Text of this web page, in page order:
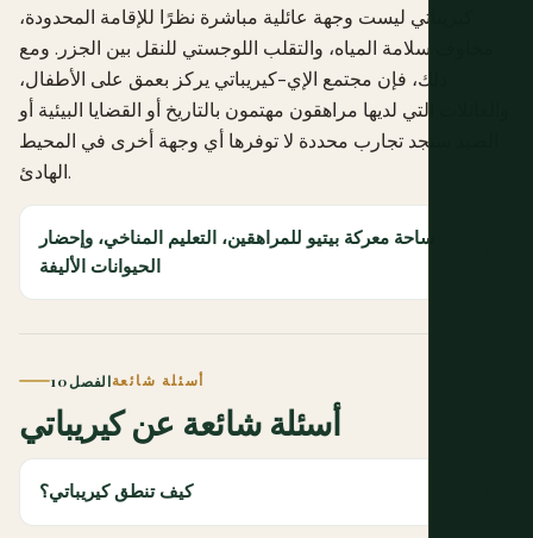
كيريباتي ليست وجهة عائلية مباشرة نظرًا للإقامة المحدودة،
مخاوف سلامة المياه، والتقلب اللوجستي للنقل بين الجزر. ومع
ذلك، فإن مجتمع الإي-كيريباتي يركز بعمق على الأطفال،
والعائلات التي لديها مراهقون مهتمون بالتاريخ أو القضايا البيئية أو
الصيد ستجد تجارب محددة لا توفرها أي وجهة أخرى في المحيط
الهادئ.
ساحة معركة بيتيو للمراهقين، التعليم المناخي، وإحضار
الحيوانات الأليفة
الفصل 10أسئلة شائعة
أسئلة شائعة عن كيريباتي
كيف تنطق كيريباتي؟